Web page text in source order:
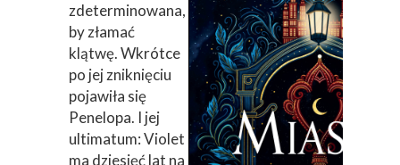
zdeterminowana,
by złamać
klątwę. Wkrótce
po jej zniknięciu
pojawiła się
Penelopa. I jej
ultimatum: Violet
ma dziesięć lat na